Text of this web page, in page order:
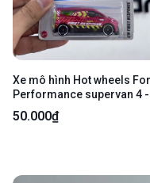
Xe mô hình Hot wheels
Performance supervan 4 -
Màu đỏ - Newseal
50.000₫